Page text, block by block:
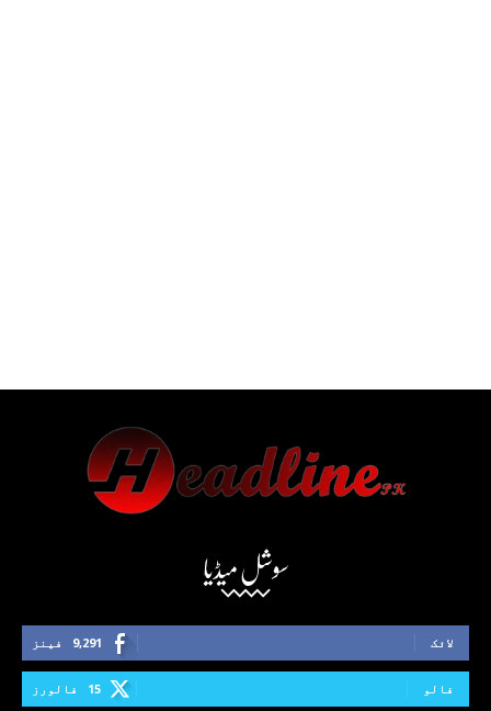
سوشل میڈیا
9,291 فینز لائک
15 فالورز فالو